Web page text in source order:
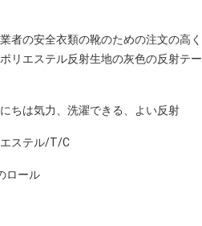
者の安全衣類の靴のための注文の高く
リエステル反射生地の灰色の反射テー
ちは気力、洗濯できる、よい反射
ステル/T/C
ロール